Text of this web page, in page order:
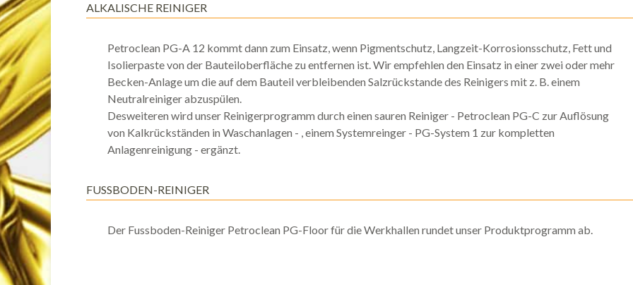
ALKALISCHE REINIGER
Petroclean PG-A 12 kommt dann zum Einsatz, wenn Pigmentschutz, Langzeit-Korrosionsschutz, Fett und
Isolierpaste von der Bauteiloberfläche zu entfernen ist. Wir empfehlen den Einsatz in einer zwei oder mehr
Becken-Anlage um die auf dem Bauteil verbleibenden Salzrückstande des Reinigers mit z. B. einem
Neutralreiniger abzuspülen.
Desweiteren wird unser Reinigerprogramm durch einen sauren Reiniger - Petroclean PG-C zur Auflösung
von Kalkrückständen in Waschanlagen - , einem Systemreinger - PG-System 1 zur kompletten
Anlagenreinigung - ergänzt.
FUSSBODEN-REINIGER
Der Fussboden-Reiniger Petroclean PG-Floor für die Werkhallen rundet unser Produktprogramm ab.